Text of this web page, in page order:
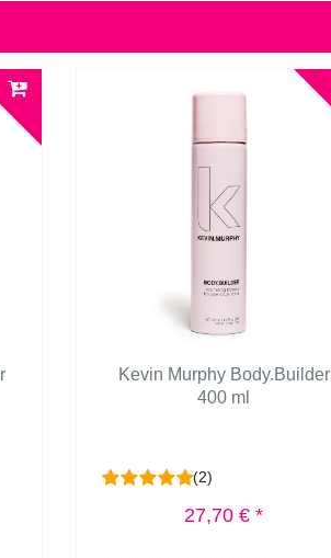
Kevin Murphy Body.Builder
400 ml
(2)
27,70 € *